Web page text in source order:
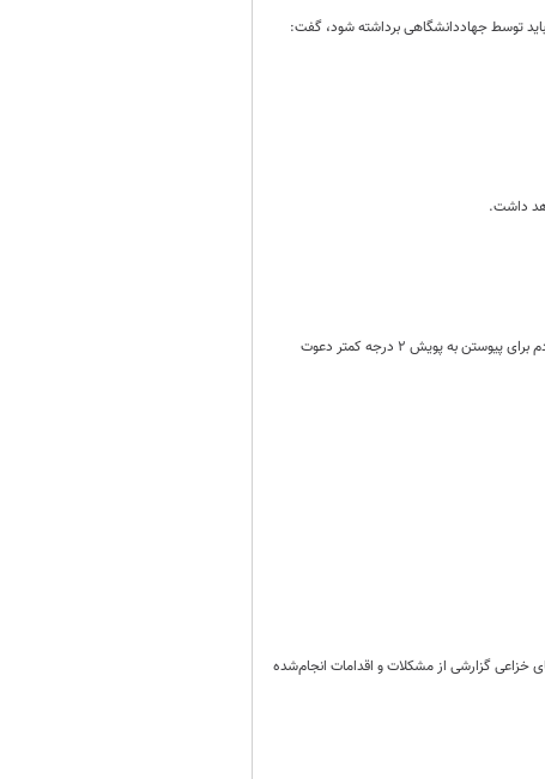
باید توسط جهاددانشگاهی برداشته شود، گفت:
داشت.
تعدادی از مدیران صنعت نفت در پیام‌هایی جداگانه به‌منظور صرفه‌جویی در مصرف گاز و تأمین سوخت زمستانی از مردم برای پیوستن به پویش ۲ درجه کمتر دعوت
خزاعی گزارشی از مشکلات و اقدامات انجام‌شده